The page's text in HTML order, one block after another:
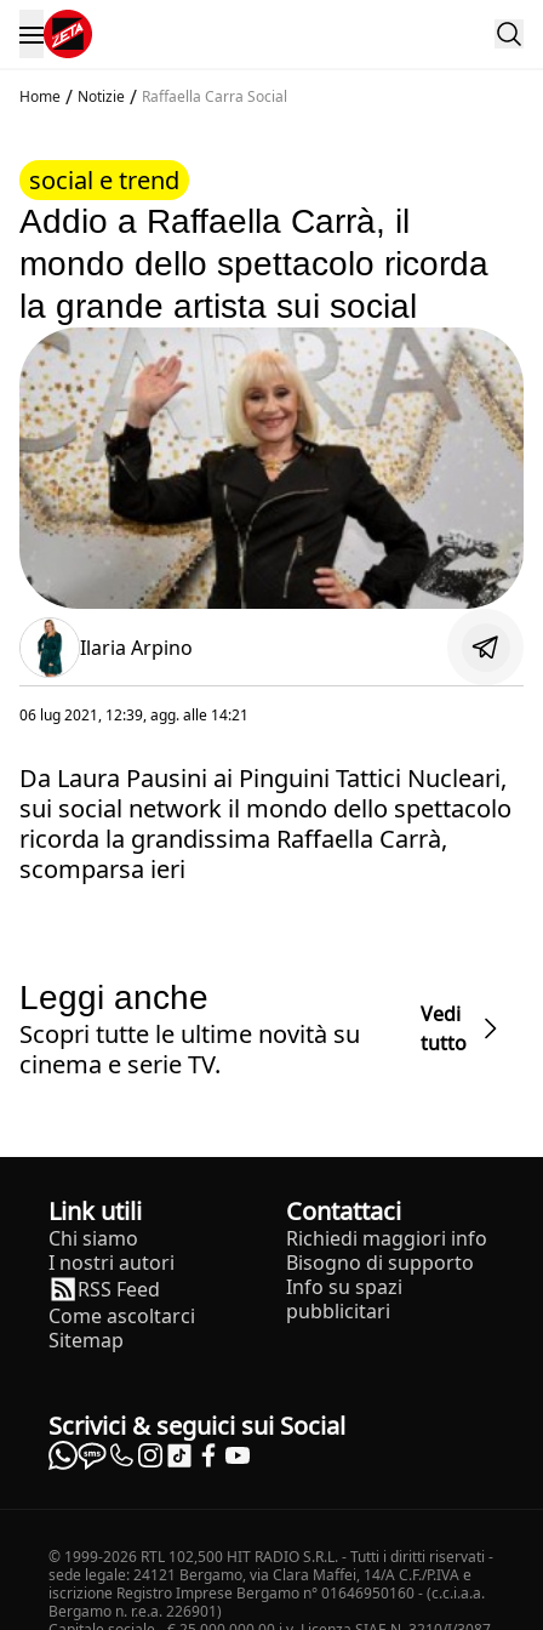
Home / Notizie / Raffaella Carra Social
social e trend
Addio a Raffaella Carrà, il
mondo dello spettacolo ricorda
la grande artista sui social
Ilaria Arpino
06 lug 2021, 12:39, agg. alle 14:21
Da Laura Pausini ai Pinguini Tattici Nucleari,
sui social network il mondo dello spettacolo
ricorda la grandissima Raffaella Carrà,
scomparsa ieri
Leggi anche
Scopri tutte le ultime novità su
cinema e serie TV.
Vedi
tutto
Link utili
Chi siamo
I nostri autori
RSS Feed
Come ascoltarci
Sitemap
Contattaci
Richiedi maggiori info
Bisogno di supporto
Info su spazi
pubblicitari
Scrivici & seguici sui Social
© 1999-2026 RTL 102,500 HIT RADIO S.R.L. - Tutti i diritti riservati -
sede legale: 24121 Bergamo, via Clara Maffei, 14/A C.F./P.IVA e
iscrizione Registro Imprese Bergamo n° 01646950160 - (c.c.i.a.a.
Bergamo n. r.e.a. 226901)